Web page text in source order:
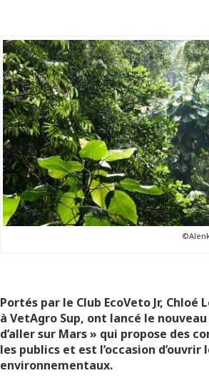
Portés par le Club EcoVeto Jr,
à VetAgro Sup, ont lancé le
d’aller sur Mars » qui propose des
les publics et est l’occasion d’ouvrir
environnementaux.